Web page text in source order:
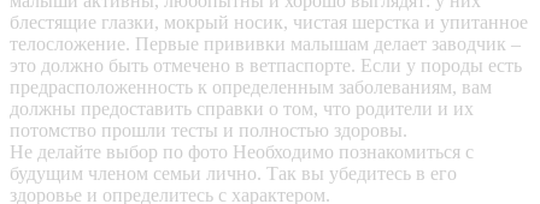
блестящие глазки, мокрый носик, чистая шерстка и упитанное
телосложение. Первые прививки малышам делает заводчик –
это должно быть отмечено в ветпаспорте. Если у породы есть
предрасположенность к определенным заболеваниям, вам
должны предоставить справки о том, что родители и их
потомство прошли тесты и полностью здоровы.
Не делайте выбор по фото Необходимо познакомиться с
будущим членом семьи лично. Так вы убедитесь в его
здоровье и определитесь с характером.